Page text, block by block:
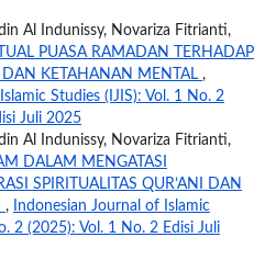
Al Indunissy, Novariza Fitrianti,
PUASA RAMADAN TERHADAP
DAN KETAHANAN MENTAL ,
Studies (IJIS): Vol. 1 No. 2
Juli 2025
Al Indunissy, Novariza Fitrianti,
DALAM MENGATASI
SPIRITUALITAS QUR’ANI DAN
,
Indonesian Journal of Islamic
2 (2025): Vol. 1 No. 2 Edisi Juli